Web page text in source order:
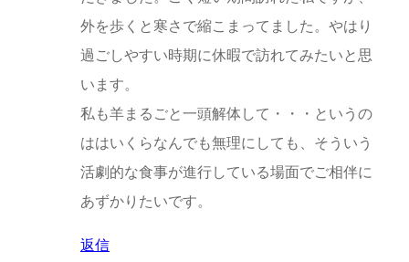
外を歩くと寒さで縮こまってました。やはり
過ごしやすい時期に休暇で訪れてみたいと思
います。
私も羊まるごと一頭解体して・・・というの
ははいくらなんでも無理にしても、そういう
活劇的な食事が進行している場面でご相伴に
あずかりたいです。
返信